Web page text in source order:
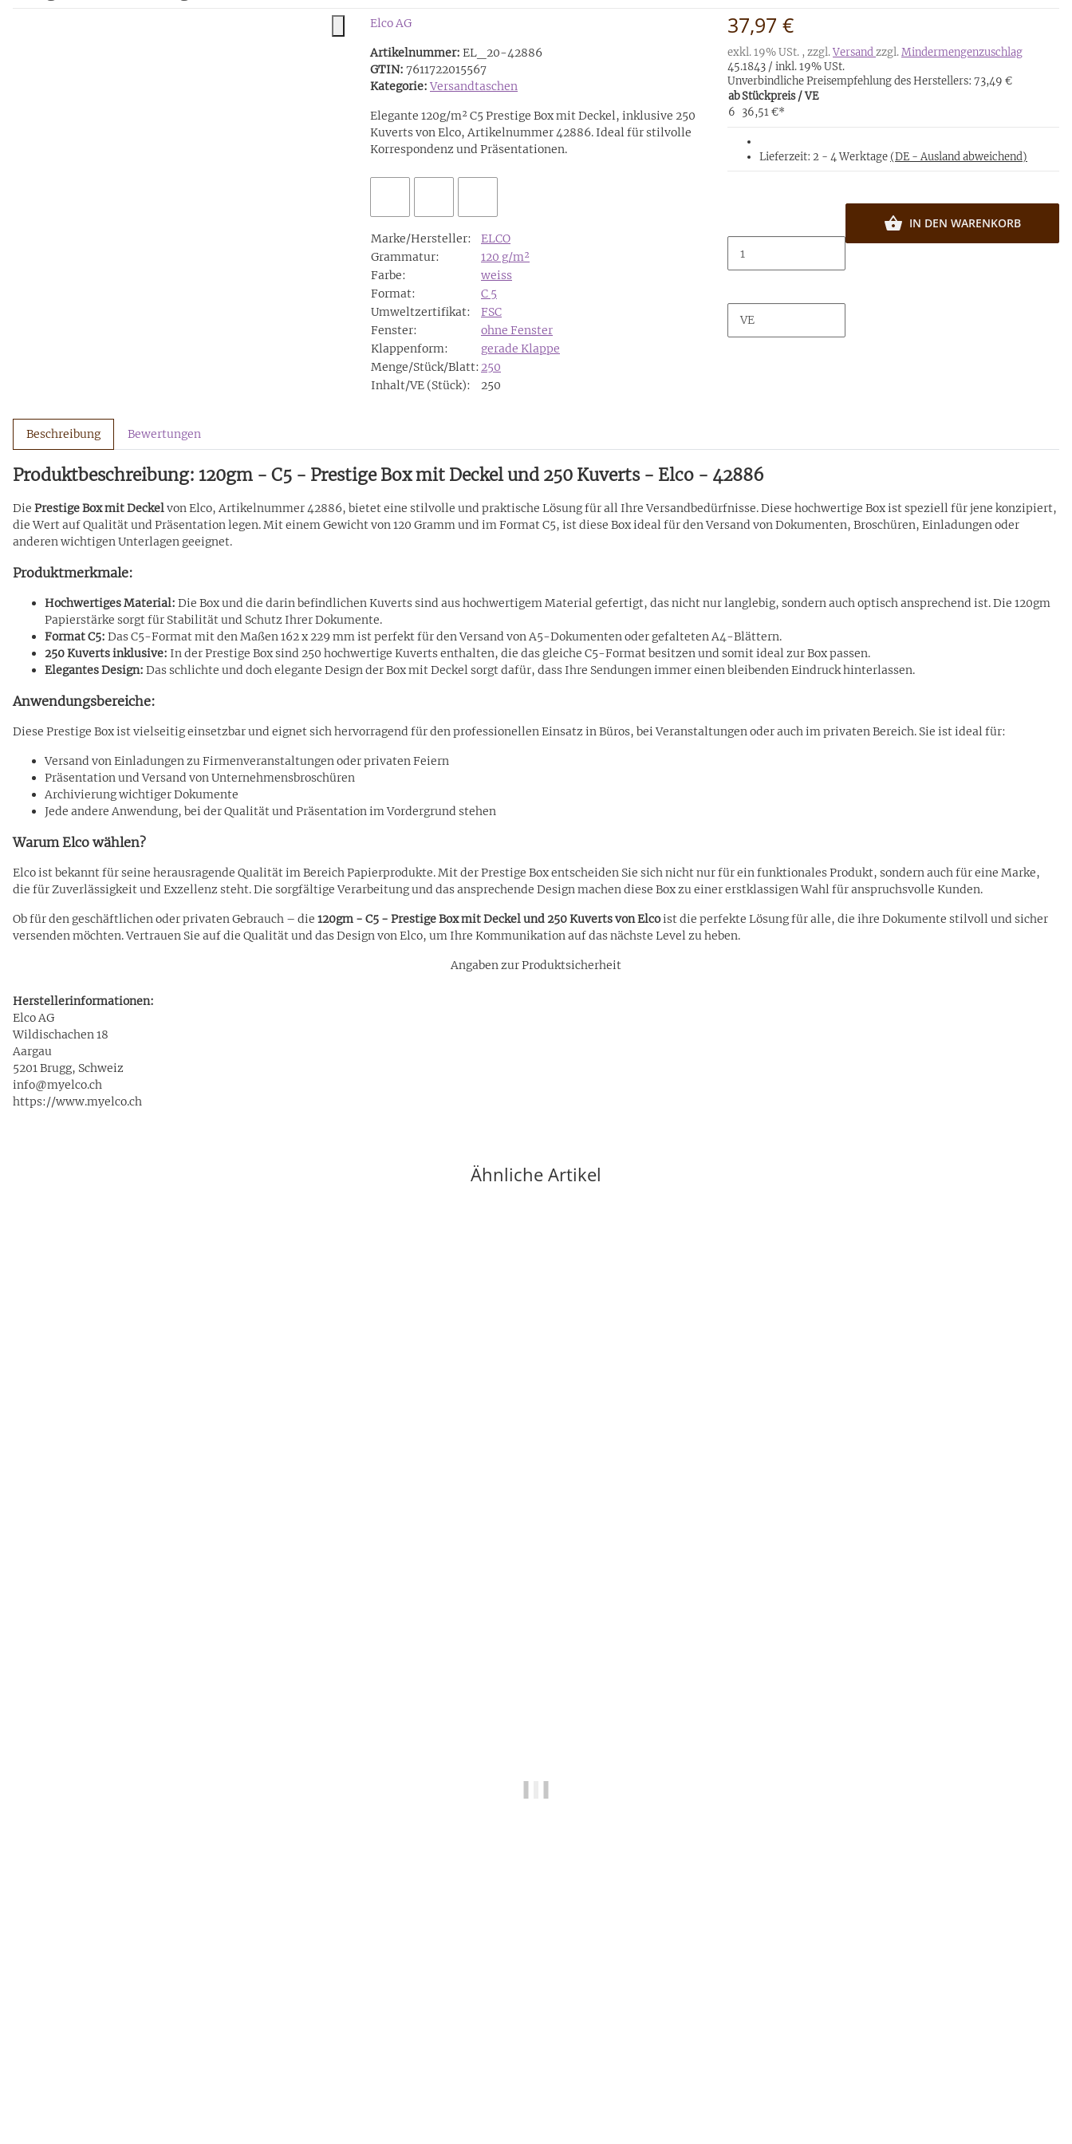
Elco AG
Artikelnummer: EL_20-42886
GTIN: 7611722015567
Kategorie:Versandtaschen
Elegante 120g/m² C5 Prestige Box mit Deckel, inklusive 250
Kuverts von Elco, Artikelnummer 42886. Ideal für stilvolle
Korrespondenz und Präsentationen.
Marke/Hersteller:
ELCO
Grammatur:
120 g/m²
Farbe:
weiss
Format:
C 5
Umweltzertifikat:
FSC
Fenster:
ohne Fenster
Klappenform:
gerade Klappe
Menge/Stück/Blatt: 250
Inhalt/VE (Stück):
250
Lieferzeit: 2 - 4 Werktage (DE - Ausland abweichend)
37,97 €
exkl. 19% USt. , zzgl.Versandzzgl.Mindermengenzuschlag
45.1843 / inkl. 19% USt.
Unverbindliche Preisempfehlung des Herstellers: 73,49 €
abStückpreis / VE
6 36,51 €*
VE
IN DEN WARENKORB
Beschreibung Bewertungen
Produktbeschreibung: 120gm - C5 - Prestige Box mit Deckel und 250 Kuverts - Elco - 42886
Die Prestige Box mit Deckelvon Elco, Artikelnummer 42886, bietet eine stilvolle und praktische Lösung für all Ihre Versandbedürfnisse. Diese hochwertige Box ist speziell für jene konzipiert,
die Wert auf Qualität und Präsentation legen. Mit einem Gewicht von 120 Gramm und im Format C5, ist diese Box ideal für den Versand von Dokumenten, Broschüren, Einladungen oder
anderen wichtigen Unterlagen geeignet.
Produktmerkmale:
Hochwertiges Material: Die Box und die darin befindlichen Kuverts sind aus hochwertigem Material gefertigt, das nicht nur langlebig, sondern auch optisch ansprechend ist. Die 120gm
Papierstärke sorgt für Stabilität und Schutz Ihrer Dokumente.
Format C5: Das C5-Format mit den Maßen 162 x 229 mm ist perfekt für den Versand von A5-Dokumenten oder gefalteten A4-Blättern.
250 Kuverts inklusive: In der Prestige Box sind 250 hochwertige Kuverts enthalten, die das gleiche C5-Format besitzen und somit ideal zur Box passen.
Elegantes Design: Das schlichte und doch elegante Design der Box mit Deckel sorgt dafür, dass Ihre Sendungen immer einen bleibenden Eindruck hinterlassen.
Anwendungsbereiche:
Diese Prestige Box ist vielseitig einsetzbar und eignet sich hervorragend für den professionellen Einsatz in Büros, bei Veranstaltungen oder auch im privaten Bereich. Sie ist ideal für:
Versand von Einladungen zu Firmenveranstaltungen oder privaten Feiern
Präsentation und Versand von Unternehmensbroschüren
Archivierung wichtiger Dokumente
Jede andere Anwendung, bei der Qualität und Präsentation im Vordergrund stehen
Warum Elco wählen?
Elco ist bekannt für seine herausragende Qualität im Bereich Papierprodukte. Mit der Prestige Box entscheiden Sie sich nicht nur für ein funktionales Produkt, sondern auch für eine Marke,
die für Zuverlässigkeit und Exzellenz steht. Die sorgfältige Verarbeitung und das ansprechende Design machen diese Box zu einer erstklassigen Wahl für anspruchsvolle Kunden.
Ob für den geschäftlichen oder privaten Gebrauch – die 120gm - C5 - Prestige Box mit Deckel und 250 Kuverts von Elcoist die perfekte Lösung für alle, die ihre Dokumente stilvoll und sicher
versenden möchten. Vertrauen Sie auf die Qualität und das Design von Elco, um Ihre Kommunikation auf das nächste Level zu heben.
Angaben zur Produktsicherheit
Herstellerinformationen:
Elco AG
Wildischachen 18
Aargau
5201 Brugg, Schweiz
info@myelco.ch
https://www.myelco.ch
Ähnliche Artikel